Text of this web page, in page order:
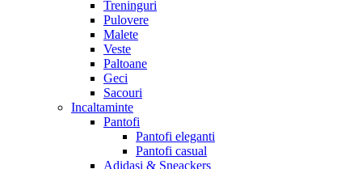
Treninguri
Pulovere
Malete
Veste
Paltoane
Geci
Sacouri
Incaltaminte
Pantofi
Pantofi eleganti
Pantofi casual
Adidasi & Sneackers